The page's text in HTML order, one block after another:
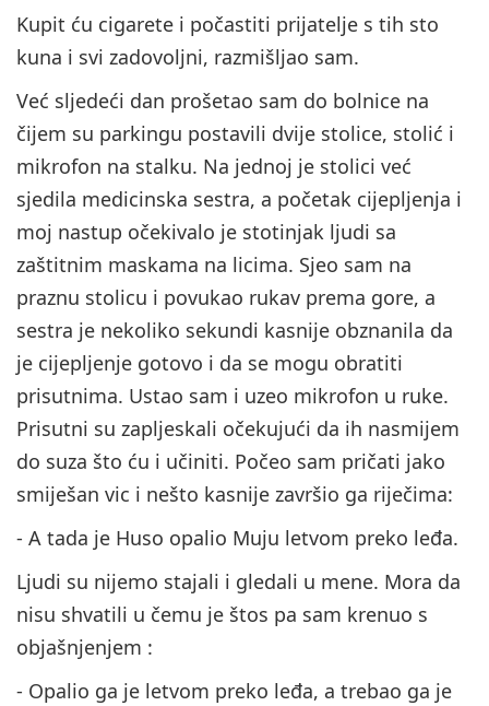
Kupit ću cigarete i počastiti prijatelje s tih sto
kuna i svi zadovoljni, razmišljao sam.
Već sljedeći dan prošetao sam do bolnice na
čijem su parkingu postavili dvije stolice, stolić i
mikrofon na stalku. Na jednoj je stolici već
sjedila medicinska sestra, a početak cijepljenja i
moj nastup očekivalo je stotinjak ljudi sa
zaštitnim maskama na licima. Sjeo sam na
praznu stolicu i povukao rukav prema gore, a
sestra je nekoliko sekundi kasnije obznanila da
je cijepljenje gotovo i da se mogu obratiti
prisutnima. Ustao sam i uzeo mikrofon u ruke.
Prisutni su zapljeskali očekujući da ih nasmijem
do suza što ću i učiniti. Počeo sam pričati jako
smiješan vic i nešto kasnije završio ga riječima:
- A tada je Huso opalio Muju letvom preko leđa.
Ljudi su nijemo stajali i gledali u mene. Mora da
nisu shvatili u čemu je štos pa sam krenuo s
objašnjenjem :
- Opalio ga je letvom preko leđa, a trebao ga je